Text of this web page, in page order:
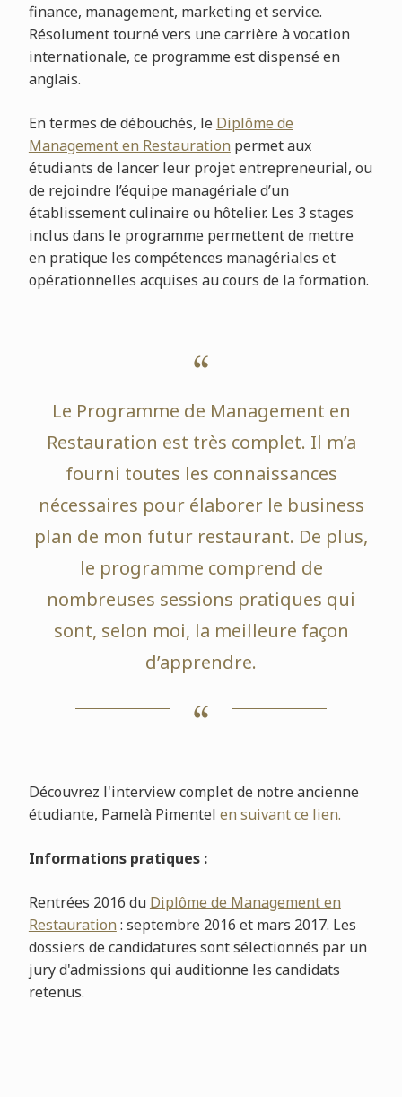
finance, management, marketing et service.
Résolument tourné vers une carrière à vocation
internationale, ce programme est dispensé en
anglais.
En termes de débouchés, le Diplôme de
Management en Restauration permet aux
étudiants de lancer leur projet entrepreneurial, ou
de rejoindre l’équipe managériale d’un
établissement culinaire ou hôtelier. Les 3 stages
inclus dans le programme permettent de mettre
en pratique les compétences managériales et
opérationnelles acquises au cours de la formation.
Le Programme de Management en
Restauration est très complet. Il m’a
fourni toutes les connaissances
nécessaires pour élaborer le business
plan de mon futur restaurant. De plus,
le programme comprend de
nombreuses sessions pratiques qui
sont, selon moi, la meilleure façon
d’apprendre.
Découvrez l'interview complet de notre ancienne
étudiante, Pamelà Pimentel en suivant ce lien.
Informations pratiques :
Rentrées 2016 du Diplôme de Management en
Restauration : septembre 2016 et mars 2017. Les
dossiers de candidatures sont sélectionnés par un
jury d'admissions qui auditionne les candidats
retenus.